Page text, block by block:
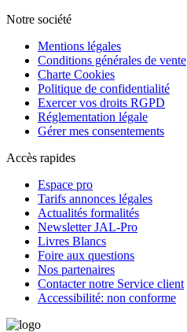
Notre société
Mentions légales
Conditions générales de vente
Charte Cookies
Politique de confidentialité
Exercer vos droits RGPD
Réglementation légale
Gérer mes consentements
Accès rapides
Espace pro
Tarifs annonces légales
Actualités formalités
Newsletter JAL-Pro
Livres Blancs
Foire aux questions
Nos partenaires
Contacter notre Service client
Accessibilité: non conforme